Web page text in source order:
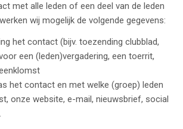
met alle leden of een deel van de leden
wij mogelijk de volgende gegevens:
het contact (bijv. toezending clubblad,
een (leden)vergadering, een toerrit,
het contact en met welke (groep) leden
onze website, e-mail, nieuwsbrief, social